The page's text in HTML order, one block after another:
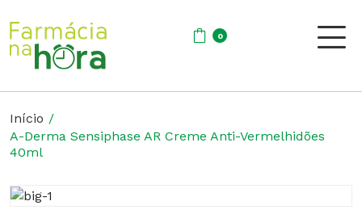
0
Início
A-Derma Sensiphase AR Creme Anti-Vermelhidões
40ml